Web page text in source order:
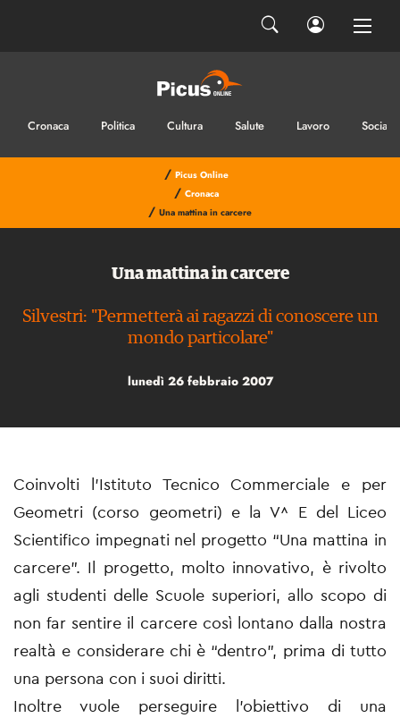
Cronaca Politica Cultura Salute Lavoro Sociale
/ Picus Online
/ Cronaca
/ Una mattina in carcere
Una mattina in carcere
Silvestri: "Permetterà ai ragazzi di conoscere un
mondo particolare"
lunedì 26 febbraio 2007
Coinvolti l’Istituto Tecnico Commerciale e per
Geometri (corso geometri) e la V^ E del Liceo
Scientifico impegnati nel progetto “Una mattina in
carcere”. Il progetto, molto innovativo, è rivolto
agli studenti delle Scuole superiori, allo scopo di
non far sentire il carcere così lontano dalla nostra
realtà e considerare chi è “dentro”, prima di tutto
una persona con i suoi diritti.
Inoltre vuole perseguire l’obiettivo di una